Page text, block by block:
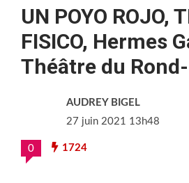
UN POYO ROJO,
FISICO, Hermes
Théâtre du
AUDREY BIGEL
27 juin 2021 13h48
0 1724